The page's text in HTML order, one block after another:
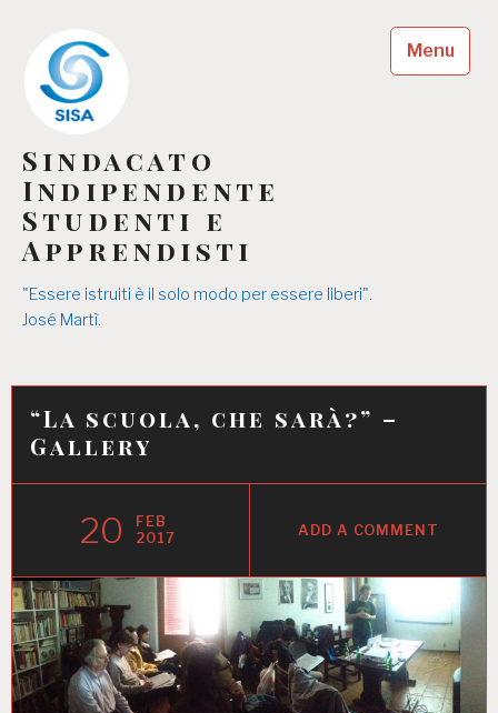
content
Sindacato
Indipendente
Studenti e
Apprendisti
"Essere istruiti è il solo modo per essere liberi".
José Martì.
Menu
“La scuola, che sarà?” –
Gallery
20
FEB
2017
ADD A COMMENT